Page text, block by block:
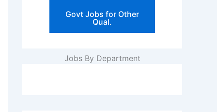
Govt Jobs for Other
Qual.
Jobs By Department